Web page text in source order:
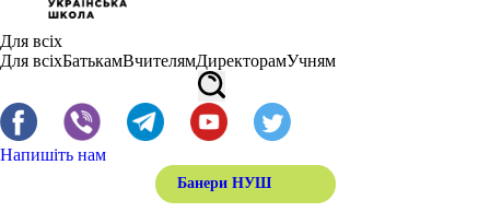
Для всіх
Для всіхБатькамВчителямДиректорамУчням
Напишіть нам
Банери НУШ